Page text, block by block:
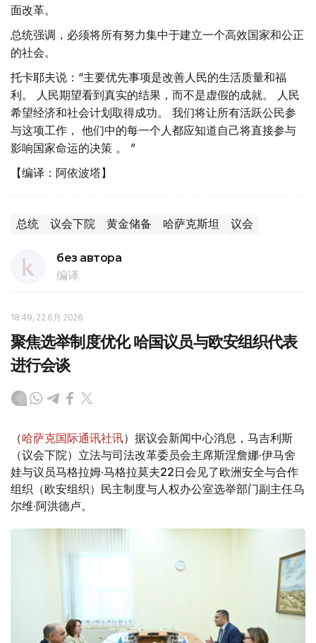
面改革。
总统强调，必须将所有努力集中于建立一个高效国家和公正
的社会。
托卡耶夫说：“主要优先事项是改善人民的生活质量和福
利。 人民期望看到真实的结果，而不是虚假的成就。 人民
希望经济和社会计划取得成功。 我们将让所有活跃公民参
与这项工作， 他们中的每一个人都应知道自己将直接参与
影响国家命运的决策 。 ”
【编译：阿依波塔】
总统 议会下院 黄金储备 哈萨克斯坦 议会
без автора
编译
18:49, 22 6月 2026
聚焦选举制度优化 哈国议员与欧安组织代表
进行会谈
（哈萨克国际通讯社讯）据议会新闻中心消息，马吉利斯
（议会下院）立法与司法改革委员会主席斯涅詹娜·伊马舍
娃与议员马格拉姆·马格拉莫夫22日会见了欧洲安全与合作
组织（欧安组织）民主制度与人权办公室选举部门副主任乌
尔维·阿洪德卢。